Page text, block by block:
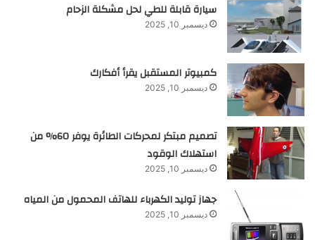
سيارة قابلة للطي لحل مشكلة الزحام
ديسمبر 10, 2025
كمبيوتر المستقبل يقرأ أفكارك
ديسمبر 10, 2025
تصميم مبتكر لمحركات الطائرة يوفر 60% من
استهلاك الوقود
ديسمبر 10, 2025
جهاز توليد الكهرباء للهاتف المحمول من المياه
ديسمبر 10, 2025